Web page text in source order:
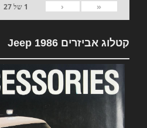
«
‹
1 של27
קטלוג אביזרים Jeep 1986